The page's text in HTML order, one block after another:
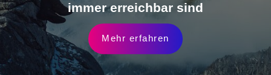
immer erreichbar sind
Mehr erfahren